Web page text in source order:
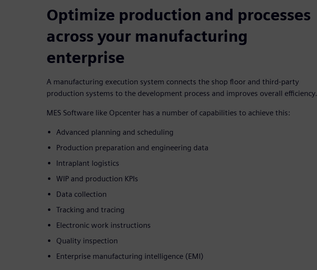
Optimize production and processes
across your manufacturing
enterprise
A manufacturing execution system connects the shop floor and third-party
production systems to the development process and improves overall efficiency.
MES Software like Opcenter has a number of capabilities to achieve this:
Advanced planning and scheduling
Production preparation and engineering data
Intraplant logistics
WIP and production KPIs
Data collection
Tracking and tracing
Electronic work instructions
Quality inspection
Enterprise manufacturing intelligence (EMI)